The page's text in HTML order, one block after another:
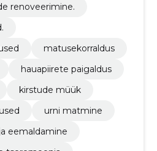
renoveerimine.
matusekorraldus
hauapiirete paigaldus
kirstude müük
urni matmine
eemaldamine